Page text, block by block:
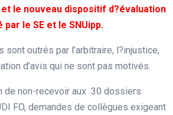
le nouveau dispositif d?évaluation
par le SE et le SNUipp.
sont outrés par l’arbitraire, l?injustice,
d’avis qui ne sont pas motivés.
de non-recevoir aux 30 dossiers
FO, demandes de collègues exigeant